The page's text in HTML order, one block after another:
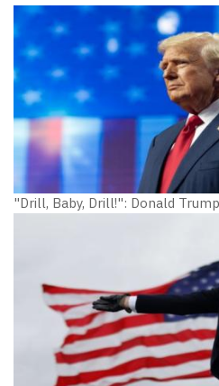
"Drill, Baby, Drill!": Donald